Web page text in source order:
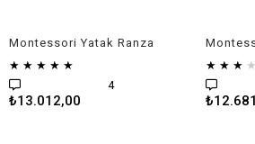
Yatak Ranza
★ ★ ★
★ ★ ★
₺12.681,00